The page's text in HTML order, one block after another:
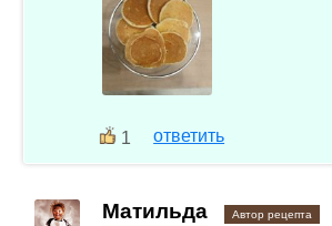
1 ответить
Матильда Автор рецепта